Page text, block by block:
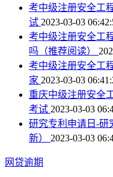
考中级注册安全工
试 2023-03-03
考中级注册安全工
吗（推荐阅读）
考中级注册安全工
家 2023-03-03
重庆中级注册安全
考试 2023-03-03
研究专利申请日-研
新） 2023-03-03
网贷逾期